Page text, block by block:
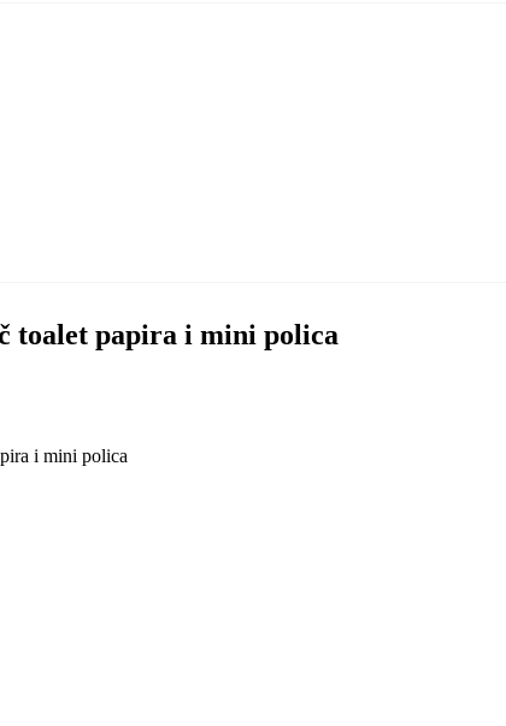
toalet papira i mini polica
i mini polica